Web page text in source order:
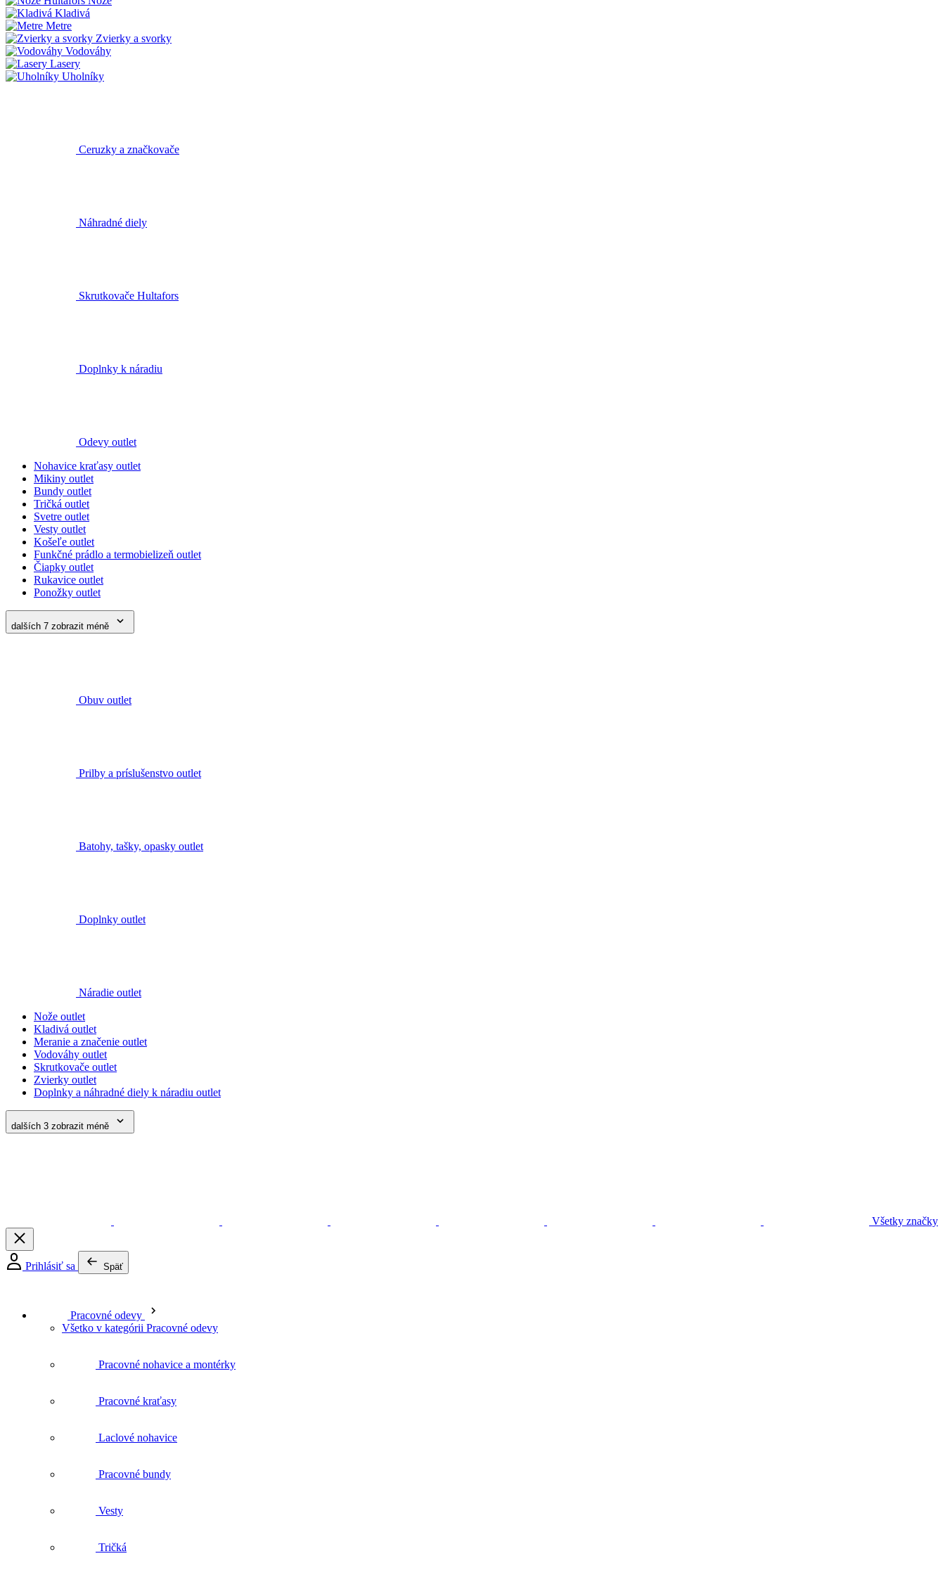
Kladivá
Metre
Zvierky a svorky
Vodováhy
Lasery
Uholníky
Ceruzky a značkovače
Náhradné diely
Skrutkovače Hultafors
Doplnky k náradiu
Odevy outlet
Nohavice kraťasy outlet
Mikiny outlet
Bundy outlet
Tričká outlet
Svetre outlet
Vesty outlet
Košeľe outlet
Funkčné prádlo a termobielizeň outlet
Čiapky outlet
Rukavice outlet
Ponožky outlet
dalších 7 zobrazit méně
Obuv outlet
Prilby a príslušenstvo outlet
Batohy, tašky, opasky outlet
Doplnky outlet
Náradie outlet
Nože outlet
Kladivá outlet
Meranie a značenie outlet
Vodováhy outlet
Skrutkovače outlet
Zvierky outlet
Doplnky a náhradné diely k náradiu outlet
dalších 3 zobrazit méně
Všetky značky
Prihlásiť sa Späť
Pracovné odevy
Všetko v kategórii Pracovné odevy
Pracovné nohavice a montérky
Pracovné kraťasy
Laclové nohavice
Pracovné bundy
Vesty
Tričká